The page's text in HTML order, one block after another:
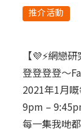
推介活動
【💜⚡網戀
登登登登～
2021年1月
9pm –
每一集我哋